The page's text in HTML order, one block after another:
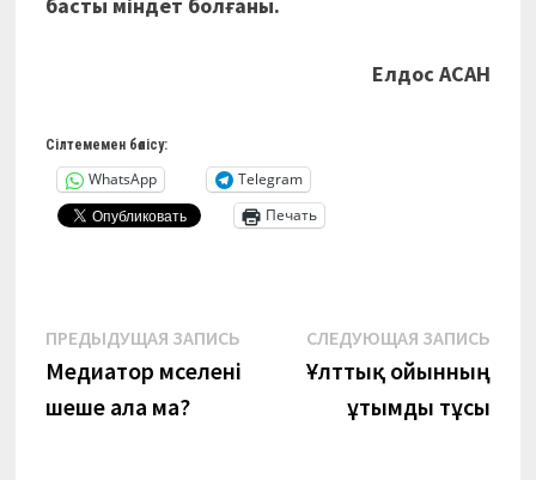
Елдос АСАН
Сілтемемен бөлісу:
WhatsApp
Telegram
Печать
Навигация
по
ПРЕДЫДУЩАЯ ЗАПИСЬПредыдущая
запись:
Медиатор мәселені
шеше ала ма?
СЛЕДУЮЩАЯ ЗАПИСЬ
Ұлттық ойынның
ұтымды тұсы